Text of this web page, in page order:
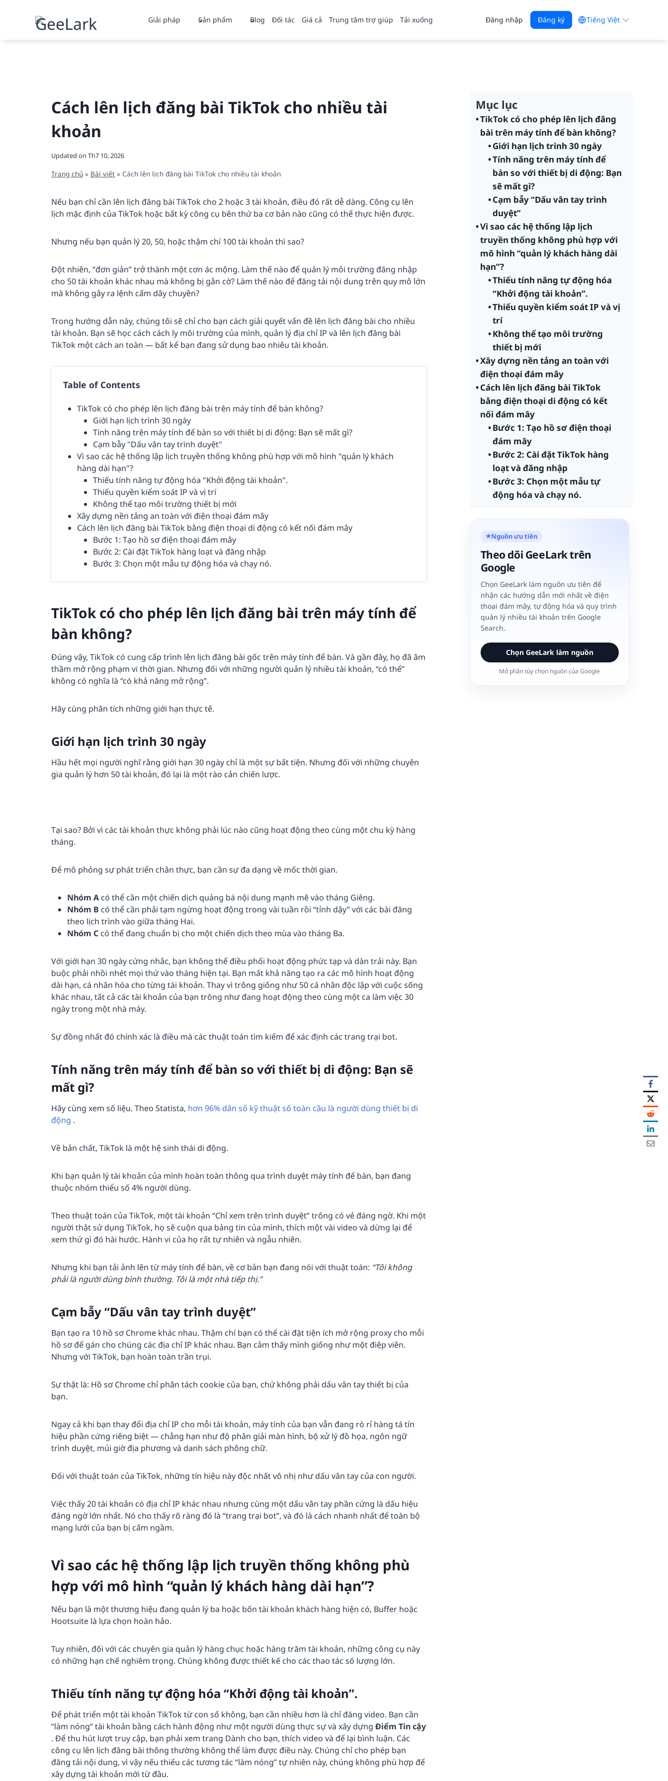
Giải pháp Sản phẩm Blog Đối tác Giá cả Trung tâm trợ giúp Tải xuống Đăng nhập Đăng ký Chọn
một
Cách lên lịch đăng bài TikTok cho nhiều tài
khoản
Updated on Th7 10, 2026
Trang chủ » Bài viết » Cách lên lịch đăng bài TikTok cho nhiều tài khoản
Nếu bạn chỉ cần lên lịch đăng bài TikTok cho 2 hoặc 3 tài khoản, điều đó rất dễ dàng. Công cụ lên
lịch mặc định của TikTok hoặc bất kỳ công cụ bên thứ ba cơ bản nào cũng có thể thực hiện được.
Nhưng nếu bạn quản lý 20, 50, hoặc thậm chí 100 tài khoản thì sao?
Đột nhiên, “đơn giản” trở thành một cơn ác mộng. Làm thế nào để quản lý môi trường đăng nhập
cho 50 tài khoản khác nhau mà không bị gắn cờ? Làm thế nào để đăng tải nội dung trên quy mô lớn
mà không gây ra lệnh cấm dây chuyền?
Trong hướng dẫn này, chúng tôi sẽ chỉ cho bạn cách giải quyết vấn đề lên lịch đăng bài cho nhiều
tài khoản. Bạn sẽ học cách cách ly môi trường của mình, quản lý địa chỉ IP và lên lịch đăng bài
TikTok một cách an toàn — bất kể bạn đang sử dụng bao nhiêu tài khoản.
Table of Contents
TikTok có cho phép lên lịch đăng bài trên máy tính để bàn không?
Giới hạn lịch trình 30 ngày
Tính năng trên máy tính để bàn so với thiết bị di động: Bạn sẽ mất gì?
Cạm bẫy "Dấu vân tay trình duyệt"
Vì sao các hệ thống lập lịch truyền thống không phù hợp với mô hình "quản lý khách
hàng dài hạn"?
Thiếu tính năng tự động hóa "Khởi động tài khoản".
Thiếu quyền kiểm soát IP và vị trí
Không thể tạo môi trường thiết bị mới
Xây dựng nền tảng an toàn với điện thoại đám mây
Cách lên lịch đăng bài TikTok bằng điện thoại di động có kết nối đám mây
Bước 1: Tạo hồ sơ điện thoại đám mây
Bước 2: Cài đặt TikTok hàng loạt và đăng nhập
Bước 3: Chọn một mẫu tự động hóa và chạy nó.
TikTok có cho phép lên lịch đăng bài trên máy tính để
bàn không?
Đúng vậy, TikTok có cung cấp trình lên lịch đăng bài gốc trên máy tính để bàn. Và gần đây, họ đã âm
thầm mở rộng phạm vi thời gian. Nhưng đối với những người quản lý nhiều tài khoản, “có thể”
không có nghĩa là “có khả năng mở rộng”.
Hãy cùng phân tích những giới hạn thực tế.
Giới hạn lịch trình 30 ngày
Hầu hết mọi người nghĩ rằng giới hạn 30 ngày chỉ là một sự bất tiện. Nhưng đối với những chuyên
gia quản lý hơn 50 tài khoản, đó lại là một rào cản chiến lược.
Tại sao? Bởi vì các tài khoản thực không phải lúc nào cũng hoạt động theo cùng một chu kỳ hàng
tháng.
Để mô phỏng sự phát triển chân thực, bạn cần sự đa dạng về mốc thời gian.
Nhóm A có thể cần một chiến dịch quảng bá nội dung mạnh mẽ vào tháng Giêng.
Nhóm B có thể cần phải tạm ngừng hoạt động trong vài tuần rồi “tỉnh dậy” với các bài đăng
theo lịch trình vào giữa tháng Hai.
Nhóm C có thể đang chuẩn bị cho một chiến dịch theo mùa vào tháng Ba.
Với giới hạn 30 ngày cứng nhắc, bạn không thể điều phối hoạt động phức tạp và dàn trải này. Bạn
buộc phải nhồi nhét mọi thứ vào tháng hiện tại. Bạn mất khả năng tạo ra các mô hình hoạt động
dài hạn, cá nhân hóa cho từng tài khoản. Thay vì trông giống như 50 cá nhân độc lập với cuộc sống
khác nhau, tất cả các tài khoản của bạn trông như đang hoạt động theo cùng một ca làm việc 30
ngày trong một nhà máy.
Sự đồng nhất đó chính xác là điều mà các thuật toán tìm kiếm để xác định các trang trại bot.
Tính năng trên máy tính để bàn so với thiết bị di động: Bạn sẽ
mất gì?
Hãy cùng xem số liệu. Theo Statista, hơn 96% dân số kỹ thuật số toàn cầu là người dùng thiết bị di
động .
Về bản chất, TikTok là một hệ sinh thái di động.
Khi bạn quản lý tài khoản của mình hoàn toàn thông qua trình duyệt máy tính để bàn, bạn đang
thuộc nhóm thiểu số 4% người dùng.
Theo thuật toán của TikTok, một tài khoản “Chỉ xem trên trình duyệt” trông có vẻ đáng ngờ. Khi một
người thật sử dụng TikTok, họ sẽ cuộn qua bảng tin của mình, thích một vài video và dừng lại để
xem thứ gì đó hài hước. Hành vi của họ rất tự nhiên và ngẫu nhiên.
Nhưng khi bạn tải ảnh lên từ máy tính để bàn, về cơ bản bạn đang nói với thuật toán: “Tôi không
phải là người dùng bình thường. Tôi là một nhà tiếp thị.”
Cạm bẫy “Dấu vân tay trình duyệt”
Bạn tạo ra 10 hồ sơ Chrome khác nhau. Thậm chí bạn có thể cài đặt tiện ích mở rộng proxy cho mỗi
hồ sơ để gán cho chúng các địa chỉ IP khác nhau. Bạn cảm thấy mình giống như một điệp viên.
Nhưng với TikTok, bạn hoàn toàn trần trụi.
Sự thật là: Hồ sơ Chrome chỉ phân tách cookie của bạn, chứ không phải dấu vân tay thiết bị của
bạn.
Ngay cả khi bạn thay đổi địa chỉ IP cho mỗi tài khoản, máy tính của bạn vẫn đang rò rỉ hàng tá tín
hiệu phần cứng riêng biệt — chẳng hạn như độ phân giải màn hình, bộ xử lý đồ họa, ngôn ngữ
trình duyệt, múi giờ địa phương và danh sách phông chữ.
Đối với thuật toán của TikTok, những tín hiệu này độc nhất vô nhị như dấu vân tay của con người.
Việc thấy 20 tài khoản có địa chỉ IP khác nhau nhưng cùng một dấu vân tay phần cứng là dấu hiệu
đáng ngờ lớn nhất. Nó cho thấy rõ ràng đó là “trang trại bot”, và đó là cách nhanh nhất để toàn bộ
mạng lưới của bạn bị cấm ngầm.
Vì sao các hệ thống lập lịch truyền thống không phù
hợp với mô hình “quản lý khách hàng dài hạn”?
Nếu bạn là một thương hiệu đang quản lý ba hoặc bốn tài khoản khách hàng hiện có, Buffer hoặc
Hootsuite là lựa chọn hoàn hảo.
Tuy nhiên, đối với các chuyên gia quản lý hàng chục hoặc hàng trăm tài khoản, những công cụ này
có những hạn chế nghiêm trọng. Chúng không được thiết kế cho các thao tác số lượng lớn.
Thiếu tính năng tự động hóa “Khởi động tài khoản”.
Để phát triển một tài khoản TikTok từ con số không, bạn cần nhiều hơn là chỉ đăng video. Bạn cần
“làm nóng” tài khoản bằng cách hành động như một người dùng thực sự và xây dựng Điểm Tin cậy
. Để thu hút lượt truy cập, bạn phải xem trang Dành cho bạn, thích video và để lại bình luận. Các
công cụ lên lịch đăng bài thông thường không thể làm được điều này. Chúng chỉ cho phép bạn
đăng tải nội dung, vì vậy nếu thiếu các tương tác “làm nóng” tự nhiên này, chúng không phù hợp để
xây dựng tài khoản mới từ đầu.
Mục lục
TikTok có cho phép lên lịch đăng
bài trên máy tính để bàn không?
Giới hạn lịch trình 30 ngày
Tính năng trên máy tính để
bàn so với thiết bị di động: Bạn
sẽ mất gì?
Cạm bẫy “Dấu vân tay trình
duyệt”
Vì sao các hệ thống lập lịch
truyền thống không phù hợp với
mô hình “quản lý khách hàng dài
hạn”?
Thiếu tính năng tự động hóa
“Khởi động tài khoản”.
Thiếu quyền kiểm soát IP và vị
trí
Không thể tạo môi trường
thiết bị mới
Xây dựng nền tảng an toàn với
điện thoại đám mây
Cách lên lịch đăng bài TikTok
bằng điện thoại di động có kết
nối đám mây
Bước 1: Tạo hồ sơ điện thoại
đám mây
Bước 2: Cài đặt TikTok hàng
loạt và đăng nhập
Bước 3: Chọn một mẫu tự
động hóa và chạy nó.
★Nguồn ưu tiên
Theo dõi GeeLark trên
Google
Chọn GeeLark làm nguồn ưu tiên để
nhận các hướng dẫn mới nhất về điện
thoại đám mây, tự động hóa và quy trình
quản lý nhiều tài khoản trên Google
Search.
Chọn GeeLark làm nguồn
Mở phần tùy chọn nguồn của Google